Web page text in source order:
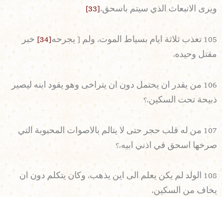
ويرى الانبعاث الذي سيتم باسحق،[33]
105 تعذب ثلاثة ايام بسياط الموت، ولم [ يجرحه [34]
خبر
مقتل وحيده،
106 من يقدر ان يحتمل دون ان يتراخى وهو يقود ابنه ليصير
ذبيحة تحت السكين،؟
107 من له قلب حجر حتى لا يتالم بالاصوات المحبوبة التي
صرخها اسحق في اذني ابيه،؟
108 الولد لم يكن يعلم الى اين يذهب، وكان يتكلم دون ان
يخاف من السكين،